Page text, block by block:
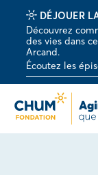
DÉJOUER
Découvrez
des vies dans
Arcand.
Écoutez les